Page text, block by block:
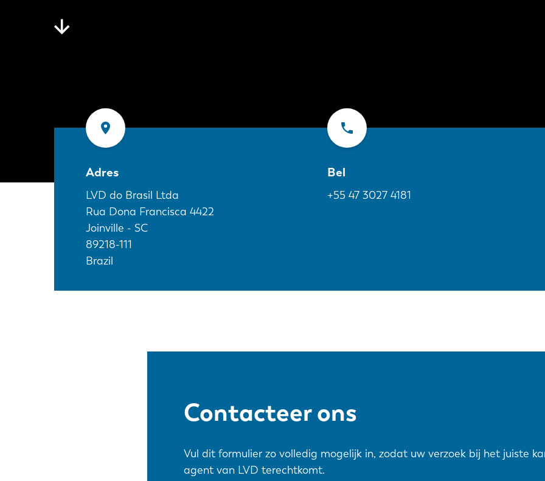
Adres
LVD do Brasil Ltda
Rua Dona Francisca 4422
Joinville - SC
89218-111
Brazil
Bel
+55 47 3027 4181
Contacteer ons
Vul dit formulier zo volledig mogelijk in, zodat uw verzoek bij het juiste
agent van LVD terechtkomt.